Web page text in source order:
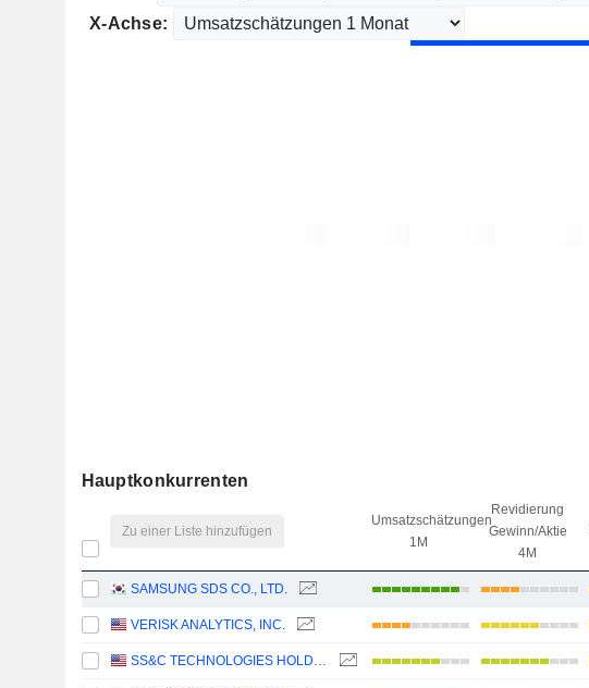
X-Achse:
Hauptkonkurrenten
Zu einer Liste hinzufügen
Umsatzschätzungen
1M
Revidierung
Gewinn/Aktie
4M
SAMSUNG SDS CO., LTD.
VERISK ANALYTICS, INC.
SS&C TECHNOLOGIES HOLDINGS, INC.